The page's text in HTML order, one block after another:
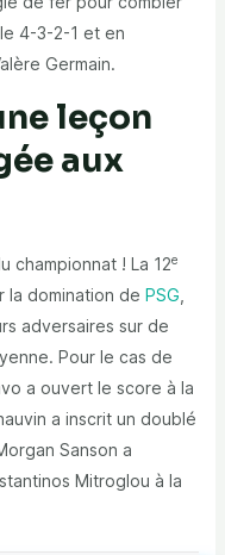
4-3-2-1 et en
Germain.
leçon
aux
championnat ! La 12e
la domination de PSG
adversaires sur de
Pour le cas de
a ouvert le score à la
a inscrit un doublé
Sanson a
Mitroglou à la